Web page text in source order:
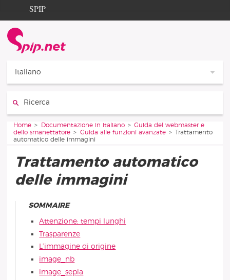
Aller au contenu
Aller à la navigation
SPIP
Documentation
Contribution
Italiano
Vous êtes ici :
Home Documentazione in italiano
Guida del webmaster e
dello smanettatore
Guida alle funzioni avanzate
Trattamento
automatico delle immagini
Trattamento automatico
delle immagini
SOMMAIRE
Attenzione: tempi lunghi
Trasparenze
L’immagine di origine
image_nb
image_sepia